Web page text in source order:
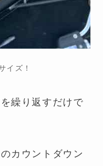
イズ！
繰り返すだけで
カウントダウン